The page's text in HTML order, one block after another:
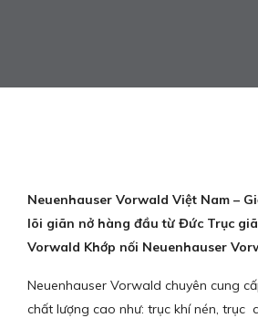
Neuenhauser Vorwald Việt Nam –
lõi giãn nở hàng đầu từ Đức Trục
Vorwald Khớp nối Neuenhauser
Neuenhauser Vorwald chuyên cung
chất lượng cao như: trục khí nén, trục